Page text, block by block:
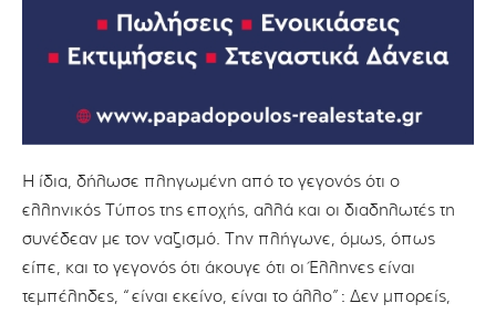
Η ίδια, δήλωσε πληγωμένη από το γεγονός ότι ο
ελληνικός Τύπος της εποχής, αλλά και οι διαδηλωτές τη
συνέδεαν με τον ναζισμό. Την πλήγωνε, όμως, όπως
είπε, και το γεγονός ότι άκουγε ότι οι Έλληνες είναι
τεμπέληδες, “είναι εκείνο, είναι το άλλο”: Δεν μπορείς,